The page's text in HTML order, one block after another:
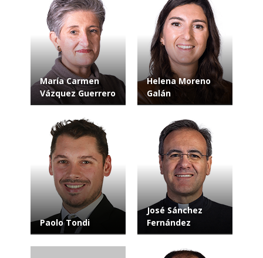
María Carmen
Vázquez Guerrero
Helena Moreno
Galán
Paolo Tondi
José Sánchez
Fernández